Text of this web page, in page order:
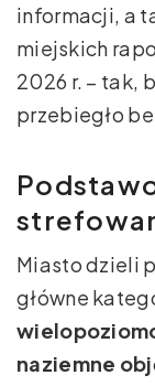
informacji, a
miejskich
2026 r. – tak,
przebiegło
Miasto dzieli
główne
naziemne